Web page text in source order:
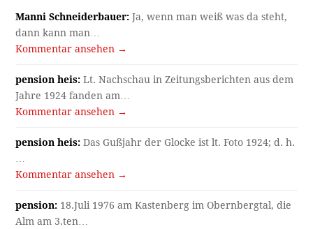
Manni Schneiderbauer: Ja, wenn man weiß was da steht,
dann kann man…
Kommentar ansehen →
pension heis: Lt. Nachschau in Zeitungsberichten aus dem
Jahre 1924 fanden am…
Kommentar ansehen →
pension heis: Das Gußjahr der Glocke ist lt. Foto 1924; d. h.
…
Kommentar ansehen →
pension: 18.Juli 1976 am Kastenberg im Obernbergtal, die
Alm am 3.ten…